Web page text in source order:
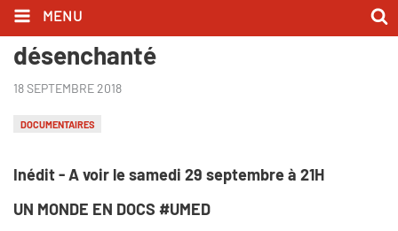
MENU
Enacantado, le Brésil
désenchanté ​
18 SEPTEMBRE 2018
DOCUMENTAIRES
Inédit - A voir le samedi 29 septembre à 21H
UN MONDE EN DOCS #UMED